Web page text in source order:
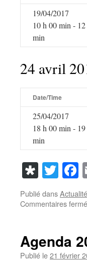
19/04/2017
10 h 00 min -
min
24 avril
Date/Time
25/04/2017
18 h 00 min -
min
Publié dans
Commentaires
Agenda
Publié le21 février